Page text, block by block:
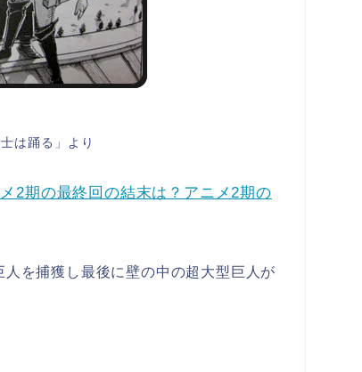
は踊る」より
2期の最終回の結末は？アニメ2期の
を捕獲し最後に壁の中の超大型巨人が